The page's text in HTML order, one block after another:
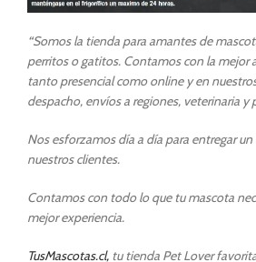
“Somos la tienda para amantes de
perritos o gatitos. Contamos con la mejor
tanto presencial como online y en
despacho, envíos a regiones, veterinaria y
Nos esforzamos día a día para entregar
nuestros clientes.
Contamos con todo lo que tu mascota
mejor experiencia.
TusMascotas.cl, tu tienda Pet Lover